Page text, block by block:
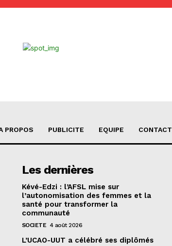
PROPOS PUBLICITE EQUIPE CONTACT
Les dernières
Kévé-Edzi : l’AFSL mise sur
l’autonomisation des femmes et la
santé pour transformer la
communauté
SOCIETE 4 août 2026
L’UCAO-UUT a célébré ses diplômés